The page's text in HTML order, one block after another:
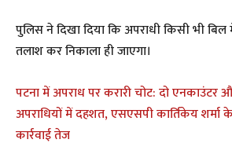
पुलिस ने दिखा दिया कि अपराधी किसी भी
तलाश कर निकाला ही जाएगा।
पटना में अपराध पर करारी चोट: दो एनकाउंटर
अपराधियों में दहशत, एसएसपी कार्तिकेय शर्मा
कार्रवाई तेज